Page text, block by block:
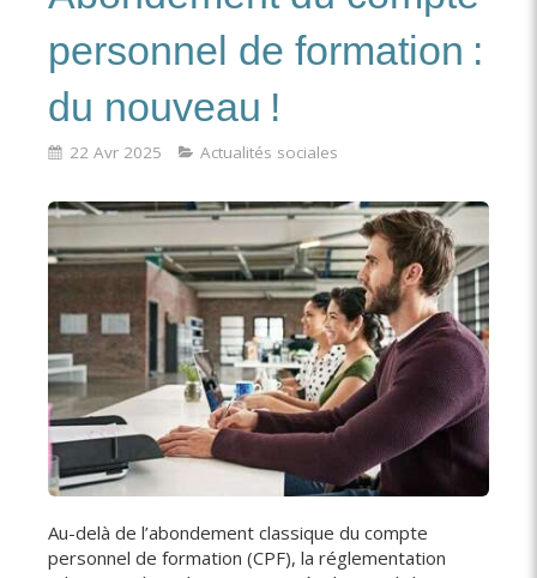
personnel de formation :
du nouveau !
22 Avr 2025 Actualités sociales
Au-delà de l’abondement classique du compte
personnel de formation (CPF), la réglementation